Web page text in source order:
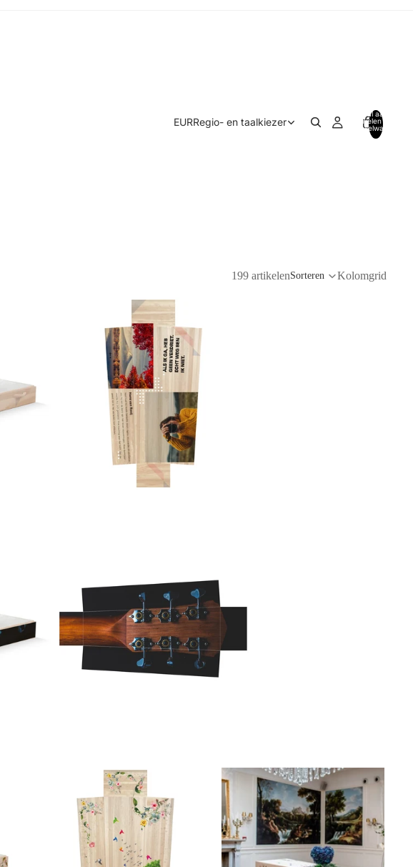
EURRegio- en taalkiezer
Totaal aantal
artikelen in
winkelwagen:
199 artikelenSorteren Kolomgrid